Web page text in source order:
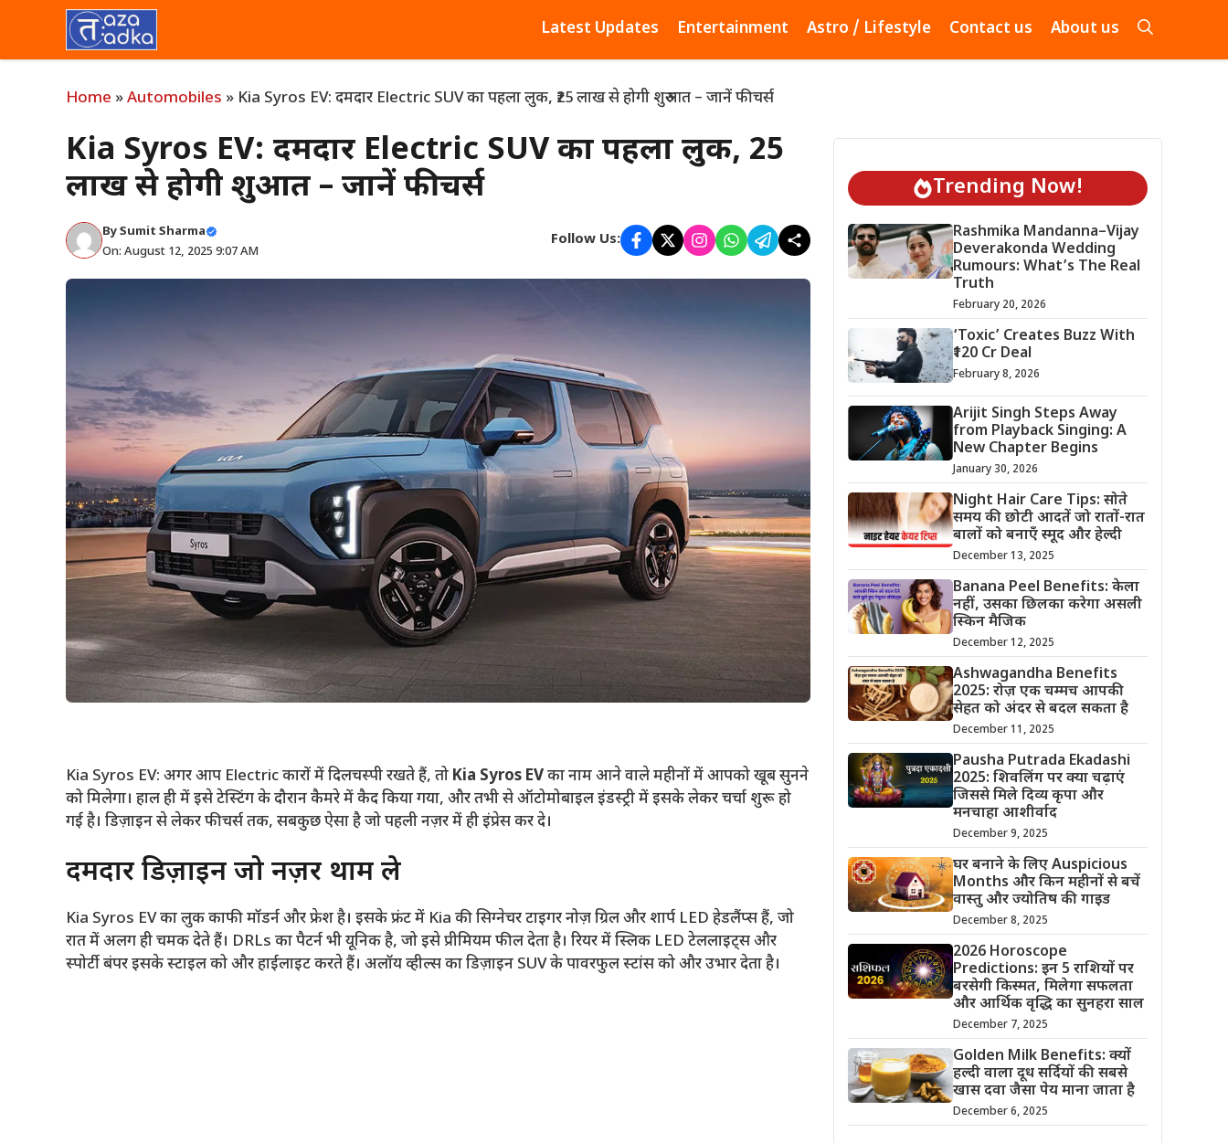
content
Latest Updates Entertainment Astro / Lifestyle Contact us About us
Home »Automobiles » Kia Syros EV: दमदार Electric SUV का पहला लुक, ₹25 लाख से होगी शुरुआत – जानें फीचर्स
Kia Syros EV: दमदार Electric SUV का पहला लुक, ₹25
लाख से होगी शुरुआत – जानें फीचर्स
BySumit Sharma
On: August 12, 2025 9:07 AM
Follow Us:
Kia Syros EV: अगर आप Electric कारों में दिलचस्पी रखते हैं, तो Kia Syros EVका नाम आने वाले महीनों में आपको खूब सुनने
को मिलेगा। हाल ही में इसे टेस्टिंग के दौरान कैमरे में कैद किया गया, और तभी से ऑटोमोबाइल इंडस्ट्री में इसके लेकर चर्चा शुरू हो
गई है। डिज़ाइन से लेकर फीचर्स तक, सबकुछ ऐसा है जो पहली नज़र में ही इंप्रेस कर दे।
दमदार डिज़ाइन जो नज़रें थाम ले
Kia Syros EV का लुक काफी मॉडर्न और फ्रेश है। इसके फ्रंट में Kia की सिग्नेचर टाइगर नोज़ ग्रिल और शार्प LED हेडलैंप्स हैं, जो
रात में अलग ही चमक देते हैं। DRLs का पैटर्न भी यूनिक है, जो इसे प्रीमियम फील देता है। रियर में स्लिक LED टेललाइट्स और
स्पोर्टी बंपर इसके स्टाइल को और हाईलाइट करते हैं। अलॉय व्हील्स का डिज़ाइन SUV के पावरफुल स्टांस को और उभार देता है।
Trending Now!
Rashmika Mandanna–Vijay
Deverakonda Wedding
Rumours: What’s The Real
Truth
February 20, 2026
‘Toxic’ Creates Buzz With
₹120 Cr Deal
February 8, 2026
Arijit Singh Steps Away
from Playback Singing: A
New Chapter Begins
January 30, 2026
Night Hair Care Tips: सोते
समय की छोटी आदतें जो रातों-रात
बालों को बनाएँ स्मूद और हेल्दी
December 13, 2025
Banana Peel Benefits: केला
नहीं, उसका छिलका करेगा असली
स्किन मैजिक
December 12, 2025
Ashwagandha Benefits
2025: रोज़ एक चम्मच आपकी
सेहत को अंदर से बदल सकता है
December 11, 2025
Pausha Putrada Ekadashi
2025: शिवलिंग पर क्या चढ़ाएं
जिससे मिले दिव्य कृपा और
मनचाहा आशीर्वाद
December 9, 2025
घर बनाने के लिए Auspicious
Months और किन महीनों से बचें
वास्तु और ज्योतिष की गाइड
December 8, 2025
2026 Horoscope
Predictions: इन 5 राशियों पर
बरसेगी किस्मत, मिलेगा सफलता
और आर्थिक वृद्धि का सुनहरा साल
December 7, 2025
Golden Milk Benefits: क्यों
हल्दी वाला दूध सर्दियों की सबसे
खास दवा जैसा पेय माना जाता है
December 6, 2025